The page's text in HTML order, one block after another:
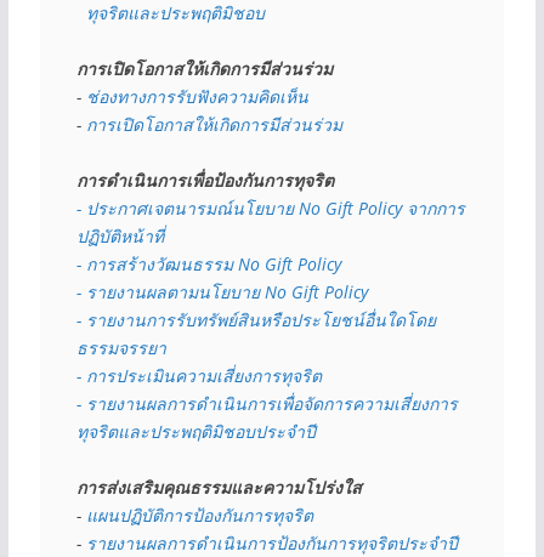
  ทุจริตและประพฤติมิชอบ
การเปิดโอกาสให้เกิดการมีส่วนร่วม
- ช่องทางการรับฟังความคิดเห็น
- การเปิดโอกาสให้เกิดการมีส่วนร่วม
การดำเนินการเพื่อป้องกันการทุจริต
- ประกาศเจตนารมณ์นโยบาย No Gift Policy จากการ
ปฏิบัติหน้าที่
- การสร้างวัฒนธรรม No Gift Policy
- รายงานผลตามนโยบาย No Gift Policy
- รายงานการรับทรัพย์สินหรือประโยชน์อื่นใดโดย
ธรรมจรรยา
- การประเมินความเสี่ยงการทุจริต
- รายงานผลการดำเนินการเพื่อจัดการความเสี่ยงการ
ทุจริตและประพฤติมิชอบประจำปี
การส่งเสริมคุณธรรมและความโปร่งใส
- แผนปฏิบัติการป้องกันการทุจริต
- รายงานผลการดำเนินการป้องกันการทุจริตประจำปี